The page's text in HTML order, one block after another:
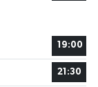
19:00
21:30